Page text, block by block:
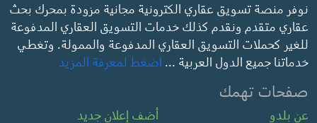
نوفر منصة تسويق عقاري الكترونية مجانية مزودة بمحرك بحث
عقاري متقدم ونقدم كذلك خدمات التسويق العقاري المدفوعة
للغير كحملات التسويق العقاري المدفوعة والممولة. وتغطي
خدماتنا جميع الدول العربية ... اضغط لمعرفة المزيد
صفحات تهمك
عن بلدو أضف إعلان جديد